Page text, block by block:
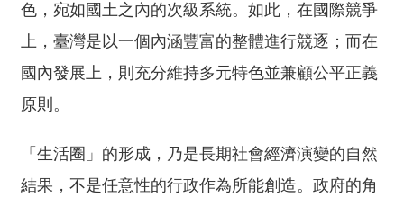
子
報
色，宛如國土之內的次級系統。如此，在國際競爭
上，臺灣是以一個內涵豐富的整體進行競逐；而在
國內發展上，則充分維持多元特色並兼顧公平正義
原則。
「生活圈」的形成，乃是長期社會經濟演變的自然
結果，不是任意性的行政作為所能創造。政府的角